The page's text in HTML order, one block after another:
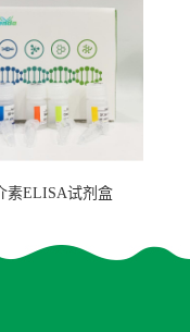
素ELISA试剂盒